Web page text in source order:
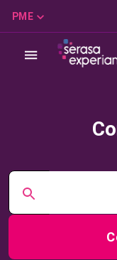
PME